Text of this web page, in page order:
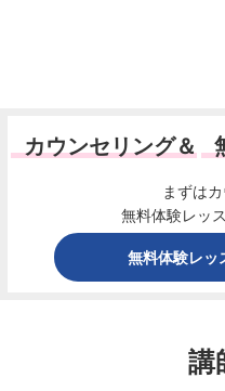
カウンセリング＆
まずは
無料体験レッ
無料体験レ
講